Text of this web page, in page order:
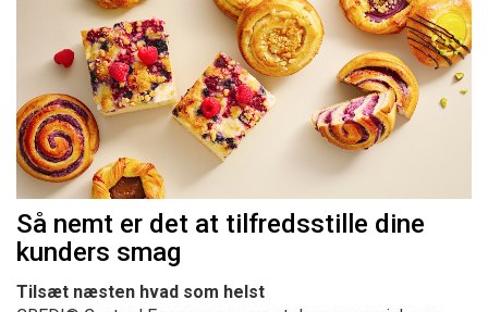
Så nemt er det at tilfredsstille dine
kunders smag
Tilsæt næsten hvad som helst